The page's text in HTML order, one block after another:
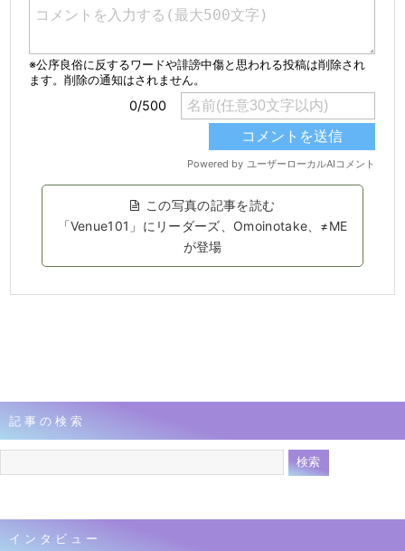
この写真の記事を読む
「Venue101」にリーダーズ、Omoinotake、≠ME
が登場
記事の検索
インタビュー